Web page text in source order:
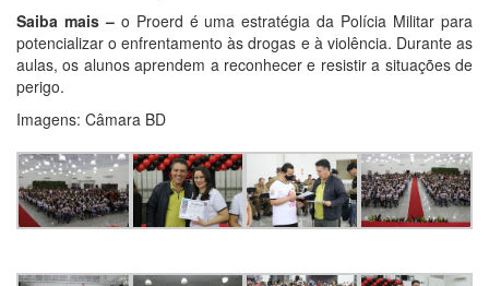
Saiba mais –o Proerd é uma estratégia da Polícia Militar para
potencializar o enfrentamento às drogas e à violência. Durante as
aulas, os alunos aprendem a reconhecer e resistir a situações de
perigo.
Imagens: Câmara BD